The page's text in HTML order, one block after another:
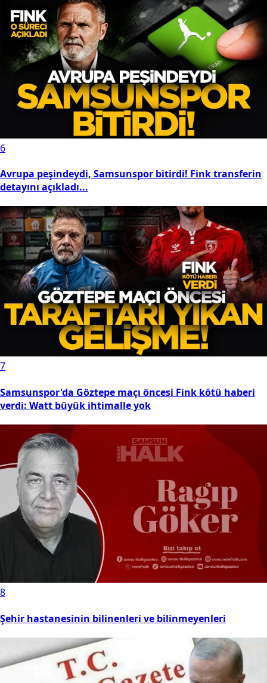
6
Avrupa peşindeydi, Samsunspor bitirdi! Fink transferin
detayını açıkladı...
7
Samsunspor'da Göztepe maçı öncesi Fink kötü haberi
verdi: Watt büyük ihtimalle yok
8
Şehir hastanesinin bilinenleri ve bilinmeyenleri